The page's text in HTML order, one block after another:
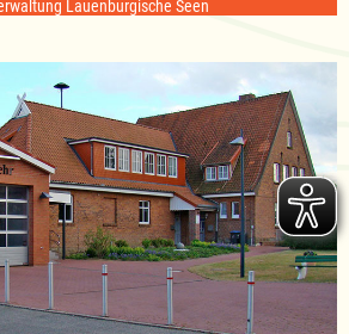
Lauenburgische Seen